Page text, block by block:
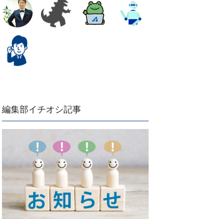
編集部イチオシ記事